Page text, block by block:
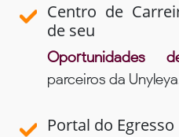
Centro de
de seu
Oportunidades
parceiros da
Portal do Egresso